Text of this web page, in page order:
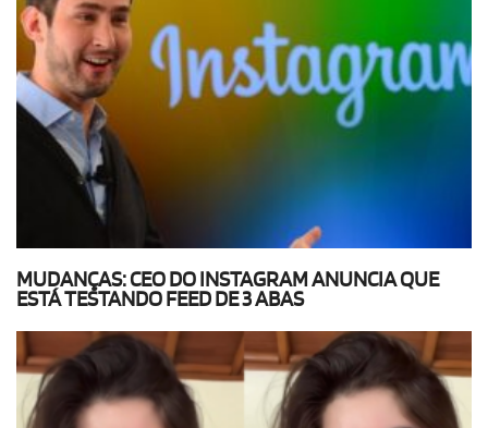
MUDANÇAS: CEO DO INSTAGRAM ANUNCIA QUE
ESTÁ TESTANDO FEED DE 3 ABAS